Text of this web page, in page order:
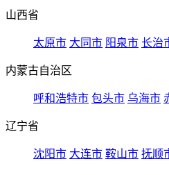
山西省
太原市 大同市 阳泉市 长治
内蒙古自治区
呼和浩特市 包头市 乌海市
辽宁省
沈阳市 大连市 鞍山市 抚顺